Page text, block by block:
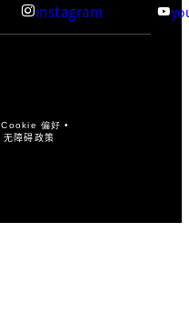
instagram
Cookie 偏好
无障碍政策